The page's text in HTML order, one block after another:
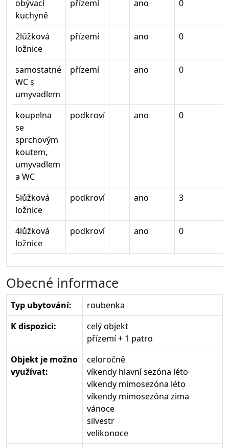
obývací
kuchyně
přízemí ano 0
2lůžková
ložnice
přízemí ano 0
samostatné
WC s
umyvadlem
přízemí ano 0
koupelna
se
sprchovým
koutem,
umyvadlem
a WC
podkroví ano 0
5lůžková
ložnice
podkroví ano 3
4lůžková
ložnice
podkroví ano 0
Obecné informace
Typ ubytování:
roubenka
K dispozici:
celý objekt
přízemí + 1 patro
Objekt je možno
využívat:
celoročně
víkendy hlavní sezóna léto
víkendy mimosezóna léto
víkendy mimosezóna zima
vánoce
silvestr
velikonoce